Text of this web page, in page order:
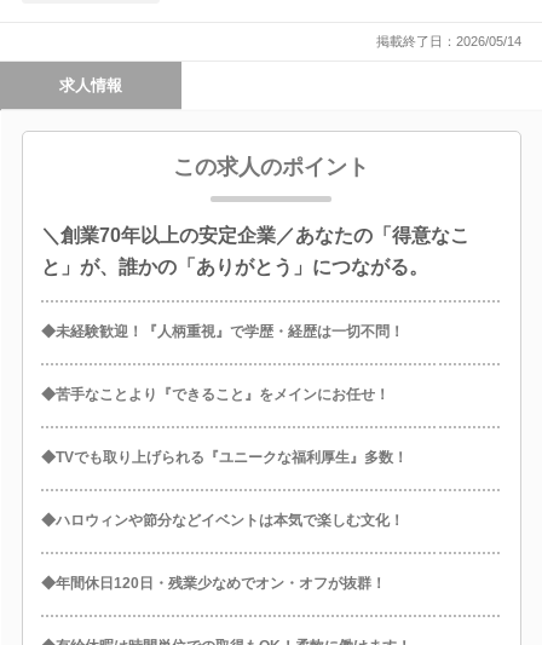
掲載終了日：2026/05/14
求人情報
この求人のポイント
＼創業70年以上の安定企業／あなたの「得意なこ
と」が、誰かの「ありがとう」につながる。
◆未経験歓迎！『人柄重視』で学歴・経歴は一切不問！
◆苦手なことより『できること』をメインにお任せ！
◆TVでも取り上げられる『ユニークな福利厚生』多数！
◆ハロウィンや節分などイベントは本気で楽しむ文化！
◆年間休日120日・残業少なめでオン・オフが抜群！